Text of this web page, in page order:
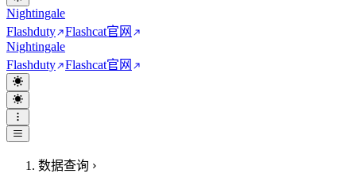
Nightingale
Flashduty
Flashcat官网
Nightingale
Flashduty
Flashcat官网
数据查询